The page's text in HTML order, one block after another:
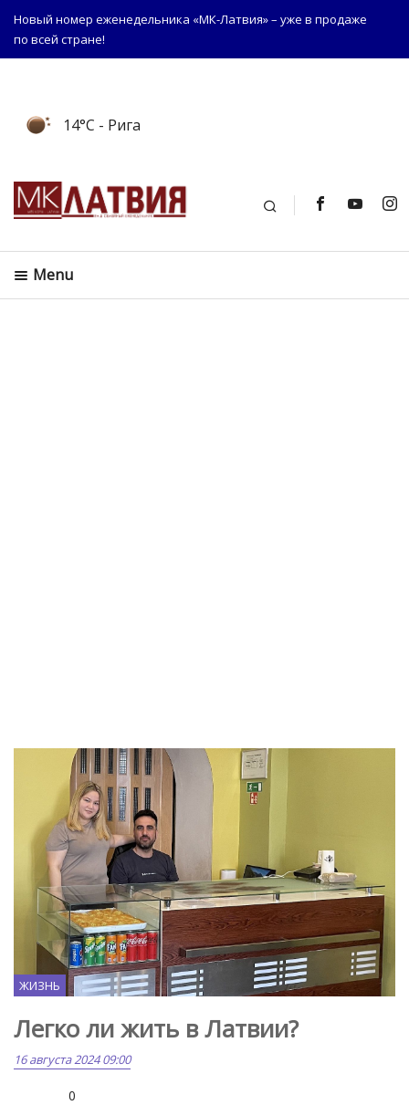
Новый номер еженедельника «МК-Латвия» – уже в продаже
по всей стране!
14°C - Рига
Поиск
Menu
ЖИЗНЬ
Легко ли жить в Латвии?
16 августа 2024 09:00
0